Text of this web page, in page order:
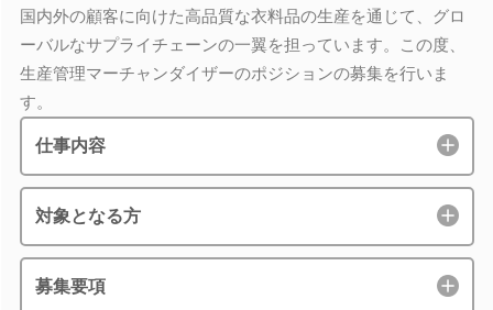
国内外の顧客に向けた高品質な衣料品の生産を通じて、グロ
ーバルなサプライチェーンの一翼を担っています。この度、
生産管理マーチャンダイザーのポジションの募集を行いま
す。
仕事内容
対象となる方
募集要項